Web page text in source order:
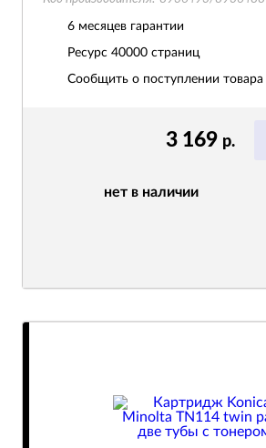
3 169 р.
нет в наличии
6 месяцев гарантии
Ресурс 40000 страниц
Сообщить о поступлении товара